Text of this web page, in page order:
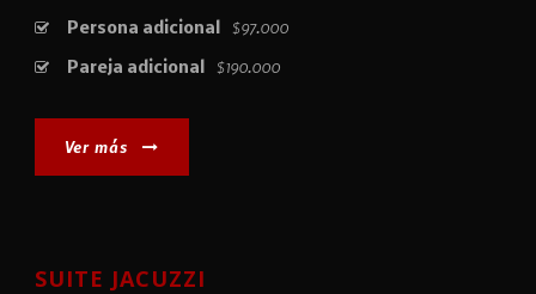
Persona adicional $97.000
Pareja adicional $190.000
Ver más
SUITE JACUZZI